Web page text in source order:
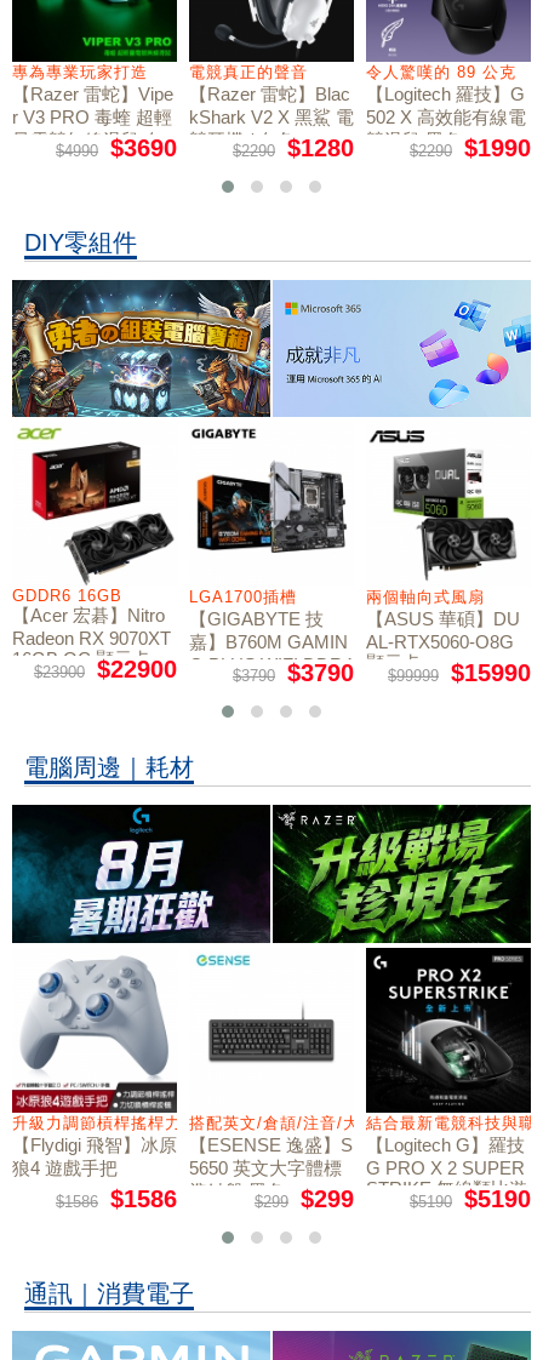
專為專業玩家打造
【Razer 雷蛇】Vipe
r V3 PRO 毒蝰 超輕
量電競無線滑鼠 白
$4990 $3690
電競真正的聲音
【Razer 雷蛇】Blac
kShark V2 X 黑鯊 電
競耳機 / 白色
$2290 $1280
令人驚嘆的 89 公克
【Logitech 羅技】G
502 X 高效能有線電
競滑鼠 黑色
$2290 $1990
DIY零組件
GDDR6 16GB
【Acer 宏碁】Nitro
Radeon RX 9070XT
16GB OC 顯示卡
$23900 $22900
LGA1700插槽
【GIGABYTE 技
嘉】B760M GAMIN
G PLUS WIFI DDR4
主機板$3790 $3790
兩個軸向式風扇
【ASUS 華碩】DU
AL-RTX5060-O8G
顯示卡
$99999 $15990
電腦周邊｜耗材
墊
升級力調節槓桿搖桿力切換扳機
【Flydigi 飛智】冰原
狼4 遊戲手把
$1586 $1586
搭配英文/倉頡/注音/大易
【ESENSE 逸盛】S
5650 英文大字體標
準鍵盤 黑色
$299 $299
結合最新電競科技與
【Logitech G】羅技
G PRO X 2 SUPER
STRIKE 無線類比遊
戲滑鼠$5190 $5190
通訊｜消費電子